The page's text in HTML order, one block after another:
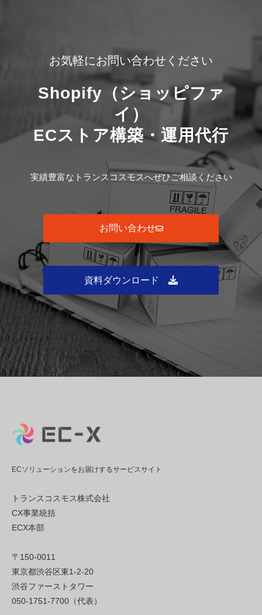
お気軽にお問い合わせください
Shopify（ショッピファ
イ）
ECストア構築・運用代行
実績豊富なトランスコスモスへぜひご相談ください
お問い合わせ
資料ダウンロード
ECソリューションをお届けするサービスサイト
トランスコスモス株式会社
CX事業統括
ECX本部
〒150-0011
東京都渋谷区東1-2-20
渋谷ファーストタワー
050-1751-7700（代表）